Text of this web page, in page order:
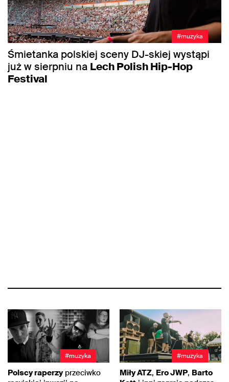
#muzyka
Śmietanka polskiej sceny DJ-skiej wystąpi
już w sierpniu na Lech Polish Hip-Hop
Festival
#muzyka
Polscy raperzyprzeciwko
#muzyka
Miły ATZ, Ero JWP, Barto